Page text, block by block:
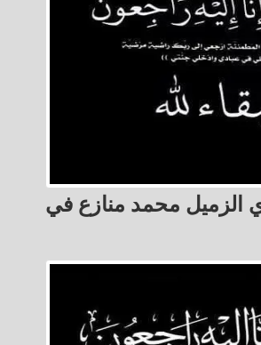
الزميل محمد منازع في